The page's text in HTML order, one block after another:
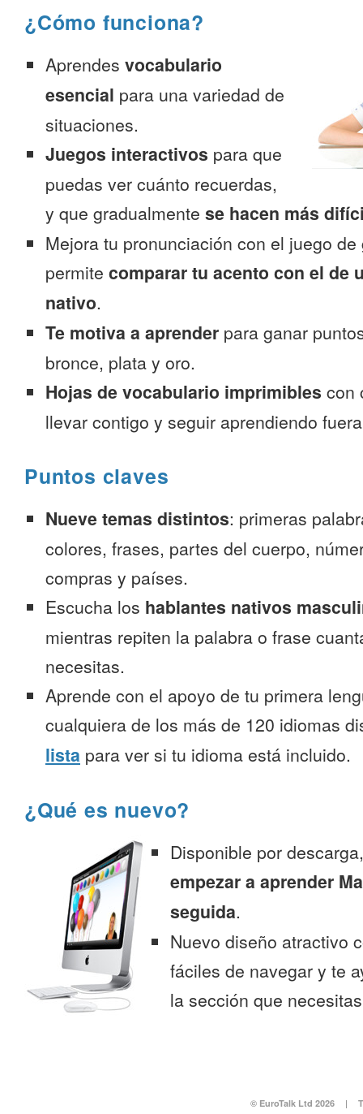
¿Cómo funciona?
Aprendes vocabulario
esencial para una variedad de
situaciones.
Juegos interactivos para que
puedas ver cuánto recuerdas,
y que gradualmente se hacen más
Mejora tu pronunciación con el juego
permite comparar tu acento con el de
nativo.
Te motiva a aprender para ganar
bronce, plata y oro.
Hojas de vocabulario imprimibles con
llevar contigo y seguir aprendiendo
Puntos claves
Nueve temas distintos: primeras
colores, frases, partes del cuerpo,
compras y países.
Escucha los hablantes nativos
mientras repiten la palabra o frase
necesitas.
Aprende con el apoyo de tu primera
cualquiera de los más de 120 idiomas
lista para ver si tu idioma está incluido.
¿Qué es nuevo?
Disponible por
empezar a aprender
seguida.
Nuevo diseño atractivo
fáciles de navegar y te
la sección que
© EuroTalk Ltd 2026 |